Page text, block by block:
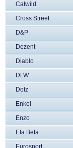
Catwild
Cross Street
D&P
Dezent
Diablo
DLW
Dotz
Enkei
Enzo
Eta Beta
Eurosport